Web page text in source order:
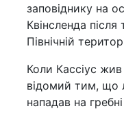
заповіднику на
Квінсленда
Північній
Коли Кассіус жив
відомий тим, що
нападав на